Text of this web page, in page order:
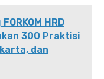
HRD
300 Praktisi
dan